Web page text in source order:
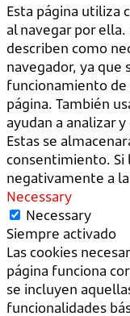
Esta página utiliza
al navegar por
describen como
navegador, ya que
funcionamiento de
página. También
ayudan a analizar
Estas se
consentimiento. Si
negativamente a
Necessary
Necessary
Siempre activado
Las cookies
página funciona
se incluyen
funcionalidades